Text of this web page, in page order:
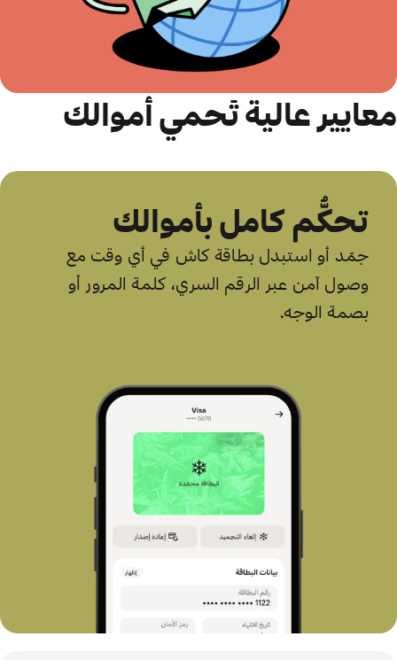
معايير عالية تَحمي أموالك
تحكُّم كامل بأموالك
جمّد أو استبدل بطاقة كاش في أي وقت مع
وصول آمن عبر الرقم السري، كلمة المرور أو
بصمة الوجه.